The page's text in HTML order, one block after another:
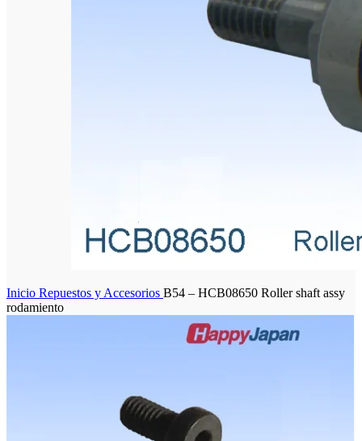
Inicio Repuestos y Accesorios B54 – HCB08650 Roller shaft assy
rodamiento